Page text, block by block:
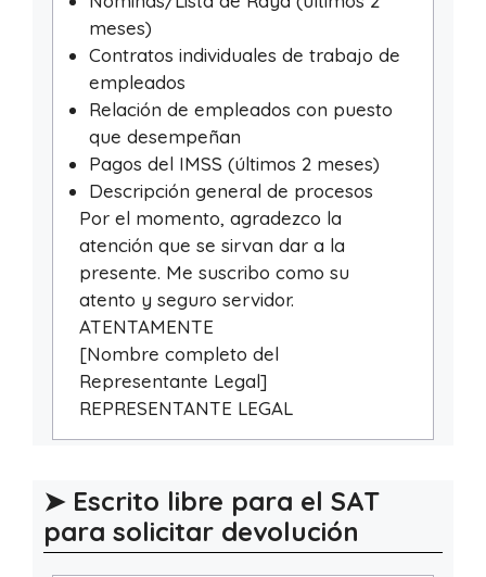
meses)
Contratos individuales de trabajo de
empleados
Relación de empleados con puesto
que desempeñan
Pagos del IMSS (últimos 2 meses)
Descripción general de procesos
Por el momento, agradezco la
atención que se sirvan dar a la
presente. Me suscribo como su
atento y seguro servidor.
ATENTAMENTE
[Nombre completo del
Representante Legal]
REPRESENTANTE LEGAL
➤ Escrito libre para el SAT
para solicitar devolución